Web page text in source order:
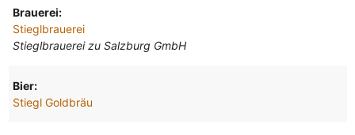
Brauerei:
Stieglbrauerei
Stieglbrauerei zu Salzburg GmbH
Bier:
Stiegl Goldbräu